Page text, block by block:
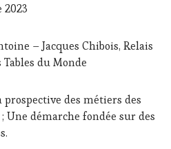
2023
– Jacques Chibois, Relais
du Monde
des métiers des
démarche fondée sur des